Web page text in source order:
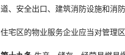
道、安全出口、建筑消防设施和消
住宅区的物业服务企业应当对管理